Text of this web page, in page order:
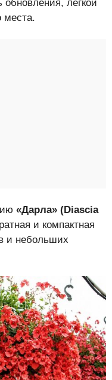
лёгкой
места.
«Дарла» (Diascia
и компактная
и небольших